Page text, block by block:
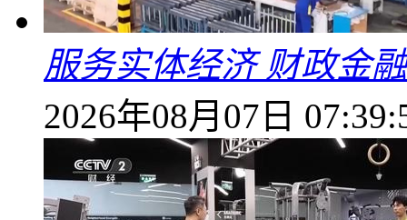
服务实体经济 财政金
2026年08月07日